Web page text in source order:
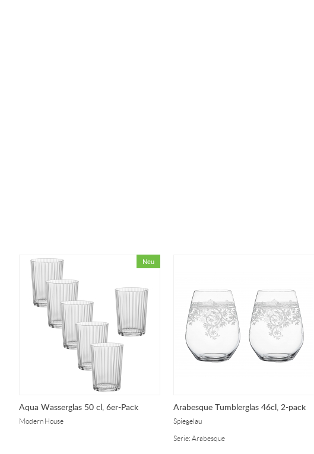
Aqua Wasserglas 50 cl, 6er-Pack
Modern House
Arabesque Tumblerglas 46cl, 2-pack
Spiegelau
Serie: Arabesque